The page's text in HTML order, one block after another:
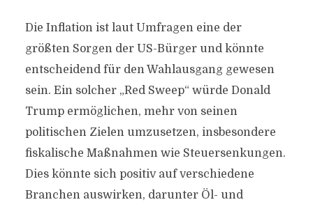
Die Inflation ist laut Umfragen eine der
größten Sorgen der US-Bürger und könnte
entscheidend für den Wahlausgang gewesen
sein. Ein solcher „Red Sweep“ würde Donald
Trump ermöglichen, mehr von seinen
politischen Zielen umzusetzen, insbesondere
fiskalische Maßnahmen wie Steuersenkungen.
Dies könnte sich positiv auf verschiedene
Branchen auswirken, darunter Öl- und